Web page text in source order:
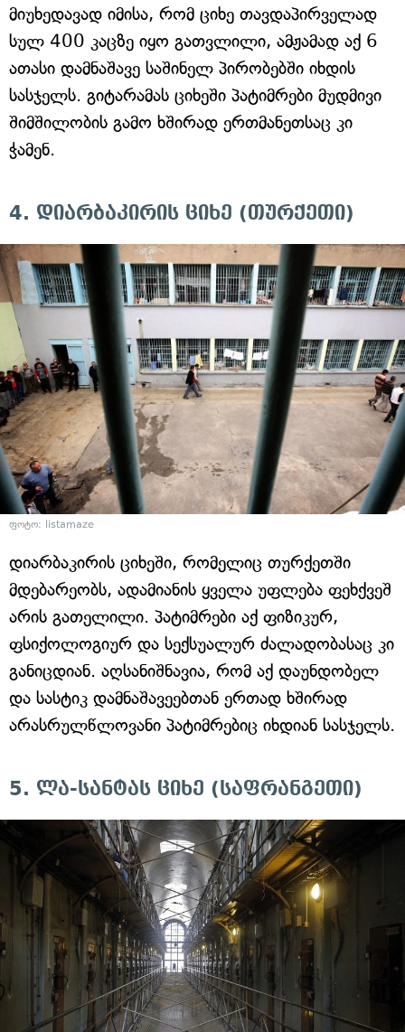
მიუხედავად იმისა, რომ ციხე თავდაპირველად
სულ 400 კაცზე იყო გათვლილი, ამჟამად აქ 6
ათასი დამნაშავე საშინელ პირობებში იხდის
სასჯელს. გიტარამას ციხეში პატიმრები მუდმივი
შიმშილობის გამო ხშირად ერთმანეთსაც კი
ჭამენ.
4. დიარბაკირის ციხე (თურქეთი)
ფოტო: listamaze
დიარბაკირის ციხეში, რომელიც თურქეთში
მდებარეობს, ადამიანის ყველა უფლება ფეხქვეშ
არის გათელილი. პატიმრები აქ ფიზიკურ,
ფსიქოლოგიურ და სექსუალურ ძალადობასაც კი
განიცდიან. აღსანიშნავია, რომ აქ დაუნდობელ
და სასტიკ დამნაშავეებთან ერთად ხშირად
არასრულწლოვანი პატიმრებიც იხდიან სასჯელს.
5. ლა-სანტას ციხე (საფრანგეთი)